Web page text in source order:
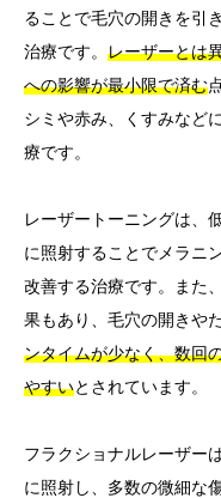
ることで毛穴の開きを引
治療です。 レーザーとは
への影響が最小限で済む
シミや赤み、くすみなど
療です。
レーザートーニングは、
に照射することでメラニ
改善する治療です。また
果もあり、毛穴の開きや
ンタイムが少なく、数回
やすいとされています。
フラクショナルレーザー
に照射し、多数の微細な